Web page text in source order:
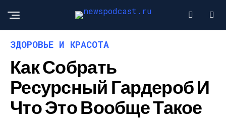
ЗДОРОВЬЕ И КРАСОТА
Как Собрать
Ресурсный Гардероб И
Что Это Вообще Такое